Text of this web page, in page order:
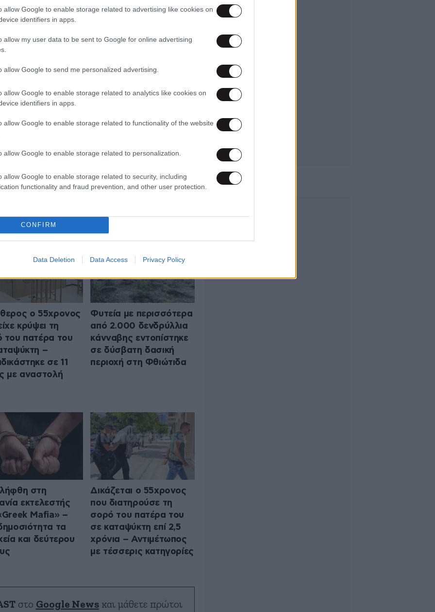
allow Google to enable storage related to advertising like cookies on
identifiers in apps.
allow my user data to be sent to Google for online advertising
allow Google to send me personalized advertising.
allow Google to enable storage related to analytics like cookies on
identifiers in apps.
allow Google to enable storage related to functionality of the website
allow Google to enable storage related to personalization.
allow Google to enable storage related to security, including
functionality and fraud prevention, and other user protection.
CONFIRM
Data Deletion Data Access Privacy Policy
ένταλμα του ειδικού ανακριτή που χειρίζεται
στοιχεία σε βάρος τους που τους
οι οποίοι εμφανίζονται να
ΚΟΙΝΩΝΙΑ
ο 55χρονος
κρύψει τη
του πατέρα του
–
σε 11
με αναστολή
Φυτεία με περισσότερα
από 2.000 δενδρύλλια
κάνναβης εντοπίστηκε
σε δύσβατη δασική
περιοχή στη Φθιώτιδα
στη
εκτελεστής
Mafia» –
τα
και δεύτερου
Δικάζεται ο 55χρονος
που διατηρούσε τη
σορό του πατέρα του
σε καταψύκτη επί 2,5
χρόνια – Αντιμέτωπος
με τέσσερις κατηγορίες
στο Google Newsκαι μάθετε πρώτοι